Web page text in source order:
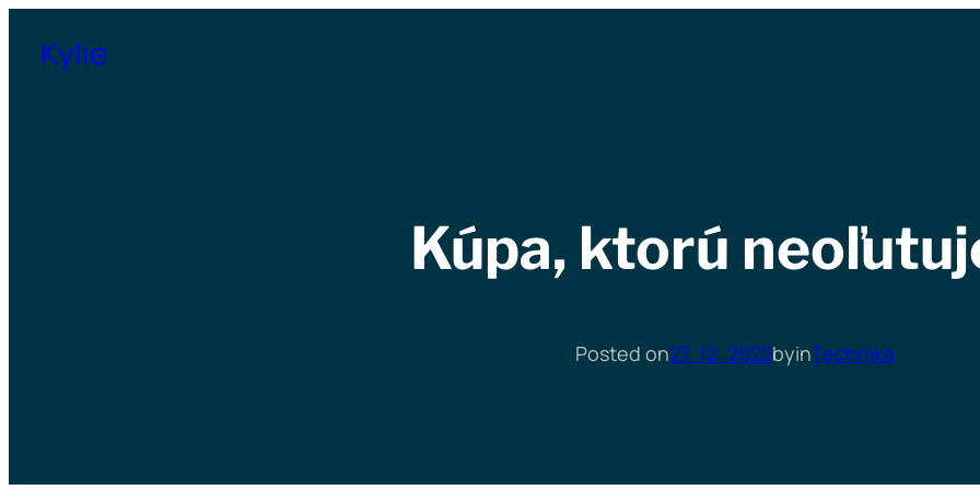
Kylie
Kúpa, ktorú
Posted on27. 12. 2022byinTechnika